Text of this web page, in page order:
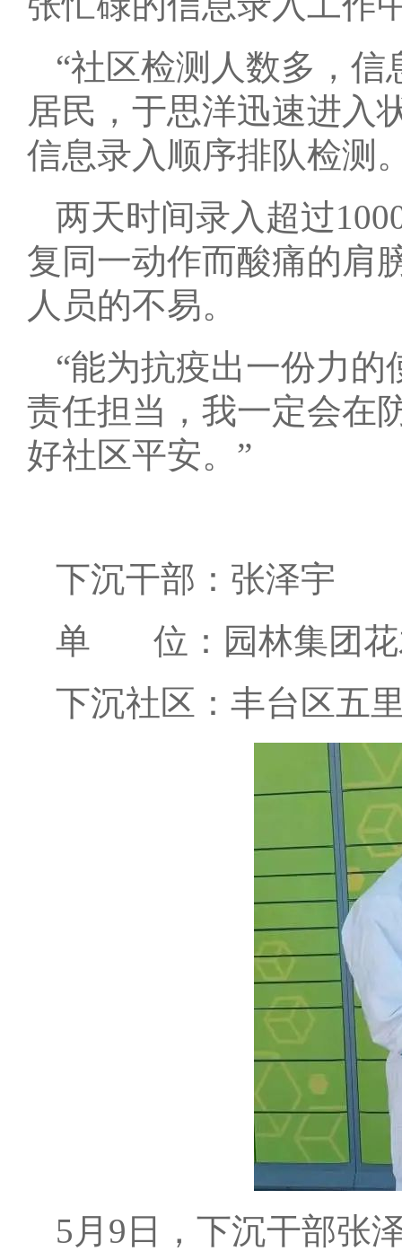
“社区检测人数多，
居民，于思洋迅速进入
信息录入顺序排队检测
两天时间录入超过
复同一动作而酸痛的肩
人员的不易。
“能为抗疫出一份力
责任担当，我一定会在
好社区平安。”
下沉干部：张泽宇
单 位：园林集团花
下沉社区：丰台区五
5月9日，下沉干部张